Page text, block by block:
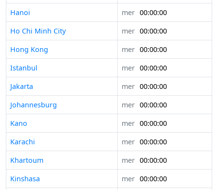
Hanoi
mer 00:00:00
Ho Chi Minh City
mer 00:00:00
Hong Kong
mer 00:00:00
Istanbul
mer 00:00:00
Jakarta
mer 00:00:00
Johannesburg
mer 00:00:00
Kano
mer 00:00:00
Karachi
mer 00:00:00
Khartoum
mer 00:00:00
Kinshasa
mer 00:00:00